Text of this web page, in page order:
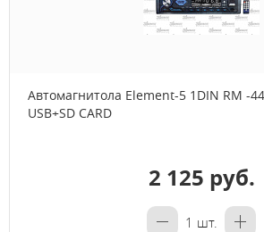
Автомагнитола Element-5 1DIN RM -
USB+SD CARD
2 125 руб.
1 шт.